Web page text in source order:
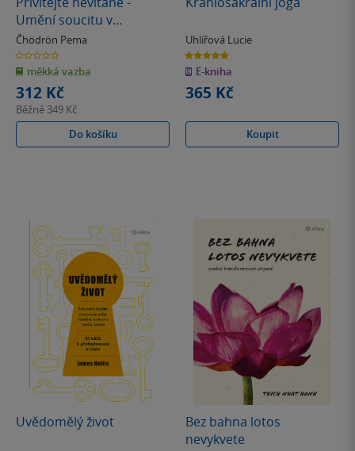
Umění soucitu v
bezcitném světě
Čhödrön Pema
0.0
z
5
hvězdiček
měkká vazba
312 Kč
Běžně 349 Kč
Do košíku
Uhlířová Lucie
5.0
z
5
hvězdiček
E-kniha
365 Kč
Koupit
Uvědomělý život
Bez bahna lotos
nevykvete